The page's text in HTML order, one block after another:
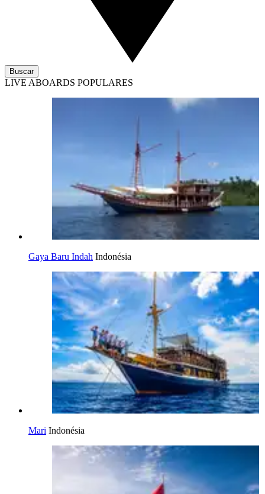
Buscar
LIVE ABOARDS POPULARES
Gaya Baru Indah Indonésia
Mari Indonésia